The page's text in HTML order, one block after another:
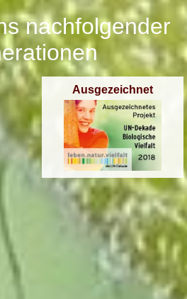
nachfolgender
Ausgezeichnet